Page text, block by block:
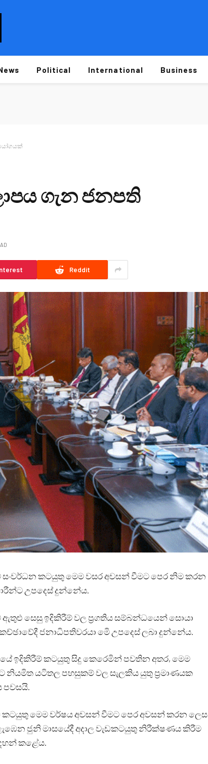
Political International Business
ගැන ජනපති
Reddit
කටයුතු මෙම වසර අවසන් වීමට පෙර නිම කරන
උපදෙස් දුන්නේය.
සෙසු ඉදිකිරීම් වල ප්‍රගතිය සම්බන්ධයෙන් සොයා
ජනාධිපතිවරයා මෙි උපදෙස් ලබා දුන්නේය.
ඉදිකිරීම් කටයුතු සිදු කෙරෙමින් පවතින අතර, මෙම
නියමිත යටිතල පහසුකම් වල සැලකිය යුතු ප්‍රමාණයක
පවසයි.
මෙම වර්ෂය අවසන් වීමට පෙර අවසන් කරන ලෙස
ජුනි මාසයේදී අදාල වැඩකටයුතු නිරීක්ෂණය කිරීම
කළේය.